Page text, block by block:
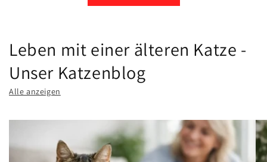
Leben mit einer älteren Katze -
Unser Katzenblog
Alle anzeigen